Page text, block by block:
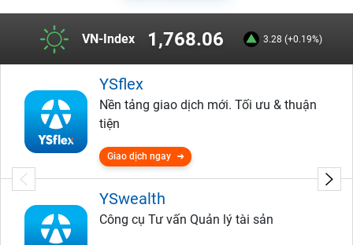
VN-Index 1,768.06 3.28 (+0.19%)
YSflex
Nền tảng giao dịch mới. Tối ưu & thuận
tiện
Giao dịch ngay
YSwealth
Công cụ Tư vấn Quản lý tài sản